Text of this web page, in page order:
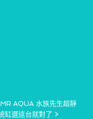
MR AQUA 水族先生超靜
缸選這台就對了 >